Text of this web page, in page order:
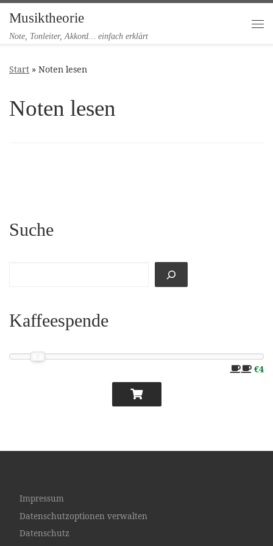
Zum Inhalt springen
Musiktheorie
Note, Tonleiter, Akkord… einfach erklärt
Start » Noten lesen
Noten lesen
Suche
Kaffeespende
€4
Impressum
Datenschutzoptionen verwalten
Datenschutz